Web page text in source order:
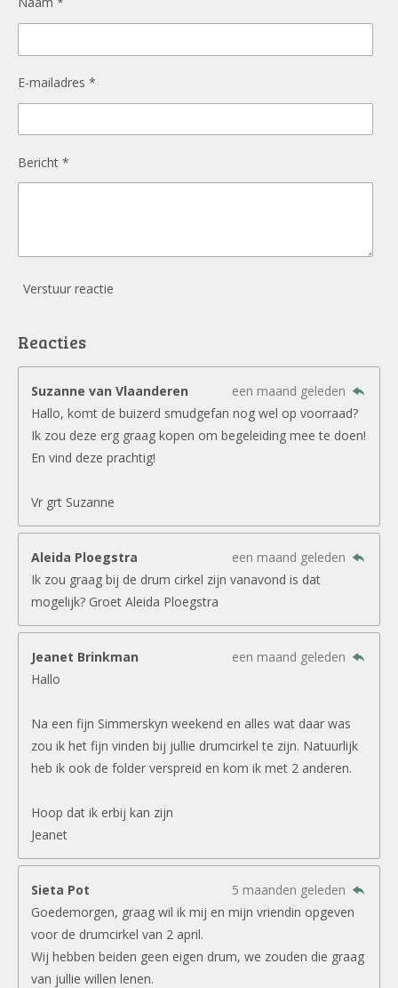
E-mailadres *
Bericht *
Verstuur reactie
Reacties
Suzanne van Vlaanderen
een maand geleden
Hallo, komt de buizerd smudgefan nog wel op voorraad?
Ik zou deze erg graag kopen om begeleiding mee te doen!
En vind deze prachtig!
Vr grt Suzanne
Aleida Ploegstra
een maand geleden
Ik zou graag bij de drum cirkel zijn vanavond is dat
mogelijk? Groet Aleida Ploegstra
Jeanet Brinkman
een maand geleden
Hallo
Na een fijn Simmerskyn weekend en alles wat daar was
zou ik het fijn vinden bij jullie drumcirkel te zijn. Natuurlijk
heb ik ook de folder verspreid en kom ik met 2 anderen.
Hoop dat ik erbij kan zijn
Jeanet
Sieta Pot
5 maanden geleden
Goedemorgen, graag wil ik mij en mijn vriendin opgeven
voor de drumcirkel van 2 april.
Wij hebben beiden geen eigen drum, we zouden die graag
van jullie willen lenen.